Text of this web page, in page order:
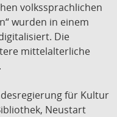
volkssprachlichen
wurden in einem
Die
mittelalterliche
für Kultur
Neustart